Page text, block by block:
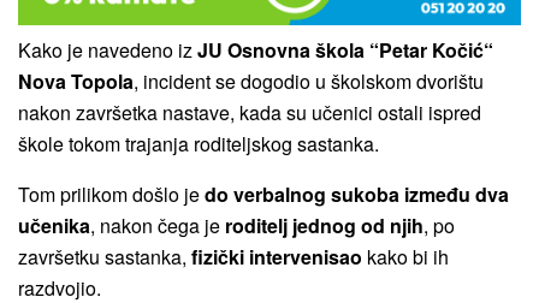
Kako je navedeno izJU Osnovna škola “Petar Kočić“
Nova Topola, incident se dogodio u školskom dvorištu
nakon završetka nastave, kada su učenici ostali ispred
škole tokom trajanja roditeljskog sastanka.
Tom prilikom došlo jedo verbalnog sukoba između dva
učenika, nakon čega je roditelj jednog od njih, po
završetku sastanka, fizički intervenisao kako bi ih
razdvojio.